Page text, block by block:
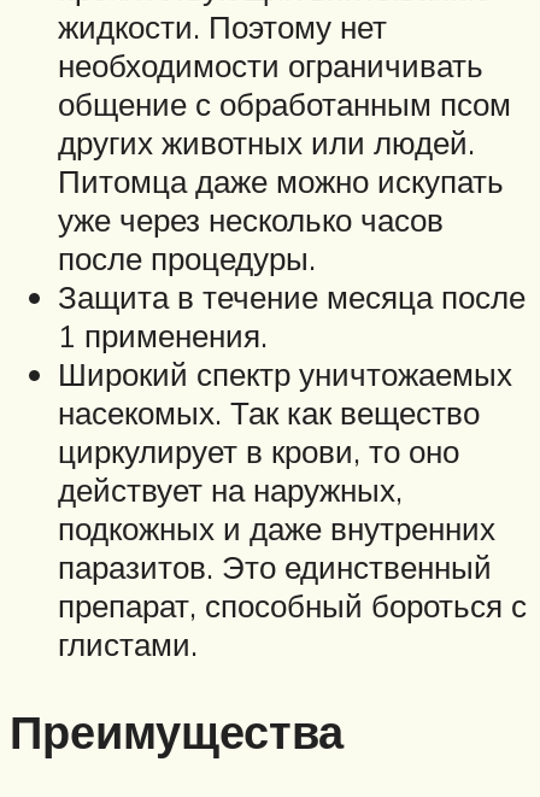
жидкости. Поэтому нет
необходимости ограничивать
общение с обработанным псом
других животных или людей.
Питомца даже можно искупать
уже через несколько часов
после процедуры.
Защита в течение месяца после
1 применения.
Широкий спектр уничтожаемых
насекомых. Так как вещество
циркулирует в крови, то оно
действует на наружных,
подкожных и даже внутренних
паразитов. Это единственный
препарат, способный бороться с
глистами.
Преимущества